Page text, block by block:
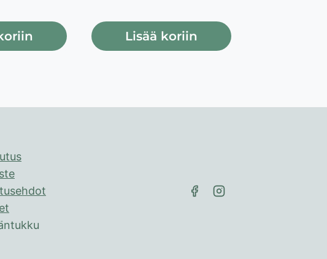
Lisää koriin